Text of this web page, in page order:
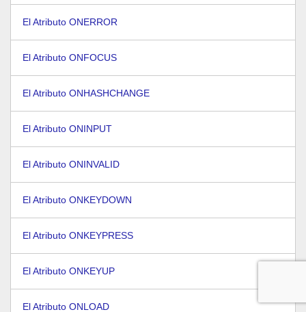
El Atributo ONERROR
El Atributo ONFOCUS
El Atributo ONHASHCHANGE
El Atributo ONINPUT
El Atributo ONINVALID
El Atributo ONKEYDOWN
El Atributo ONKEYPRESS
El Atributo ONKEYUP
El Atributo ONLOAD